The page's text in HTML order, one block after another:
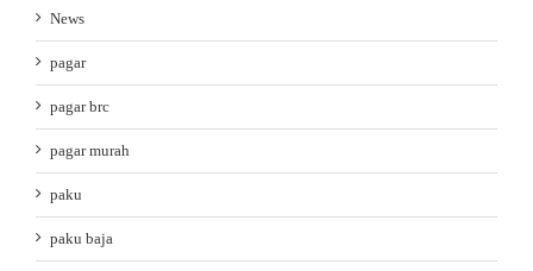
News
pagar
pagar brc
pagar murah
paku
paku baja